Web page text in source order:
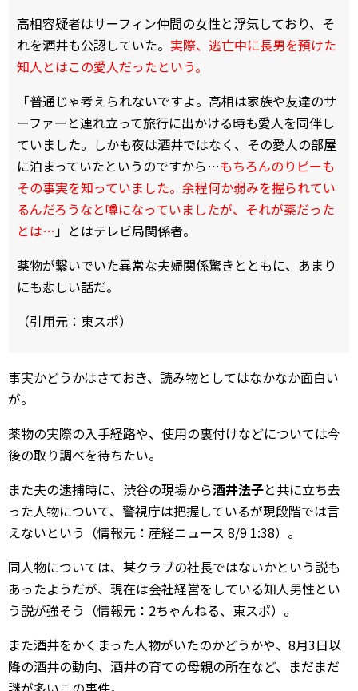
高相容疑者はサーフィン仲間の女性と浮気しており、そ
れを酒井も公認していた。 実際、逃亡中に長男を預けた
知人とはこの愛人だったという。
「普通じゃ考えられないですよ。高相は家族や友達のサ
ーファーと連れ立って旅行に出かける時も愛人を同伴し
ていました。しかも夜は酒井ではなく、その愛人の部屋
に泊まっていたというのですから…もちろんのりピーも
その事実を知っていました。余程何か弱みを握られてい
るんだろうなと噂になっていましたが、それが薬だった
とは…」とはテレビ局関係者。
薬物が繋いでいた異常な夫婦関係――驚きとともに、あまり
にも悲しい話だ。
（引用元：東スポ）
事実かどうかはさておき、読み物としてはなかなか面白い
が。
薬物の実際の入手経路や、使用の裏付けなどについては今
後の取り調べを待ちたい。
また夫の逮捕時に、渋谷の現場から酒井法子と共に立ち去
った人物について、警視庁は把握しているが現段階では言
えないという（情報元：産経ニュース 8/9 1:38）。
同人物については、某クラブの社長ではないかという説も
あったようだが、現在は会社経営をしている知人男性とい
う説が強そう（情報元：2ちゃんねる、東スポ）。
また酒井をかくまった人物がいたのかどうかや、8月3日以
降の酒井の動向、酒井の育ての母親の所在など、まだまだ